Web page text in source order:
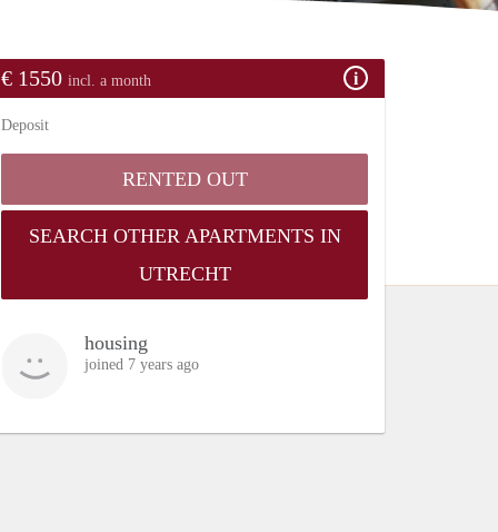
€ 1550 incl. a month
Deposit
RENTED OUT
SEARCH OTHER APARTMENTS IN
UTRECHT
housing
joined 7 years ago